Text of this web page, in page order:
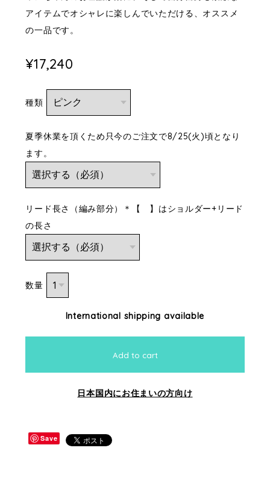
アイテムでオシャレに楽しんでいただける、オススメ
の一品です。
¥17,240
種類
夏季休業を頂くため只今のご注文で8/25(火)頃となり
ます。
リード長さ（編み部分）＊【 】はショルダー+リード
の長さ
数量
International shipping available
Add to cart
日本国内にお住まいの方向け
Save